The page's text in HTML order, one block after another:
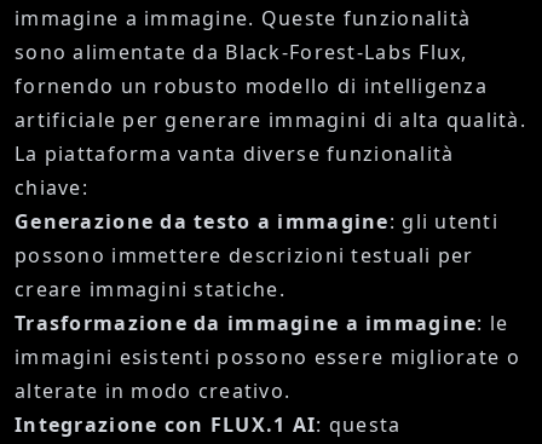
immagine a immagine. Queste funzionalità
sono alimentate da Black-Forest-Labs Flux,
fornendo un robusto modello di intelligenza
artificiale per generare immagini di alta qualità.
La piattaforma vanta diverse funzionalità
chiave:
Generazione da testo a immagine: gli utenti
possono immettere descrizioni testuali per
creare immagini statiche.
Trasformazione da immagine a immagine: le
immagini esistenti possono essere migliorate o
alterate in modo creativo.
Integrazione con FLUX.1 AI: questa